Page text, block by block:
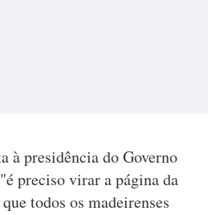
à presidência do Governo
preciso virar a página da
todos os madeirenses